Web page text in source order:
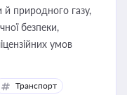
й природного газу,
безпеки,
умов
Транспорт